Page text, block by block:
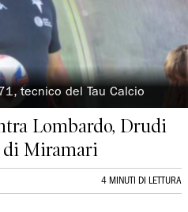
tecnico del Tau Calcio
Lombardo, Drudi
di Miramari
4 MINUTI DI LETTURA